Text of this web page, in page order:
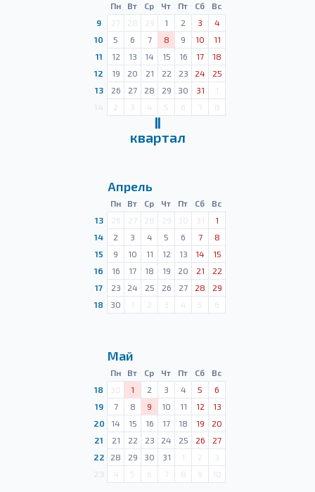
Пн Вт Ср Чт Пт Сб
Вс
9
27 28 29 1 2 3
4
10
5 6 7 8 9 10
11
11
12 13 14 15 16 17
18
12
19 20 21 22 23 24
25
13
26 27 28 29 30 31
1
2 3 4 5 6 7 8
Ⅱ
квартал
Апрель
Пн Вт Ср Чт Пт Сб
Вс
13
26 27 28 29 30 31
1
14
2 3 4 5 6 7
8
15
9 10 11 12 13 14
15
16
16 17 18 19 20 21
22
17
23 24 25 26 27 28
29
18
30 1 2 3 4 5 6
Май
Пн Вт Ср Чт Пт Сб
Вс
18
30 1 2 3 4 5
6
19
7 8 9 10 11 12
13
20
14 15 16 17 18 19
20
21
21 22 23 24 25 26
27
22
28 29 30 31 1 2
3
4 5 6 7 8 9 10